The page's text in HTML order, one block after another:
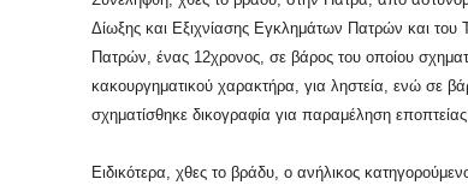
Δίωξης και Εξιχνίασης Εγκλημάτων Πατρών και του
Πατρών, ένας 12χρονος, σε βάρος του οποίου
κακουργηματικού χαρακτήρα, για ληστεία, ενώ σε
σχηματίσθηκε δικογραφία για παραμέληση
Ειδικότερα, χθες το βράδυ, ο ανήλικος